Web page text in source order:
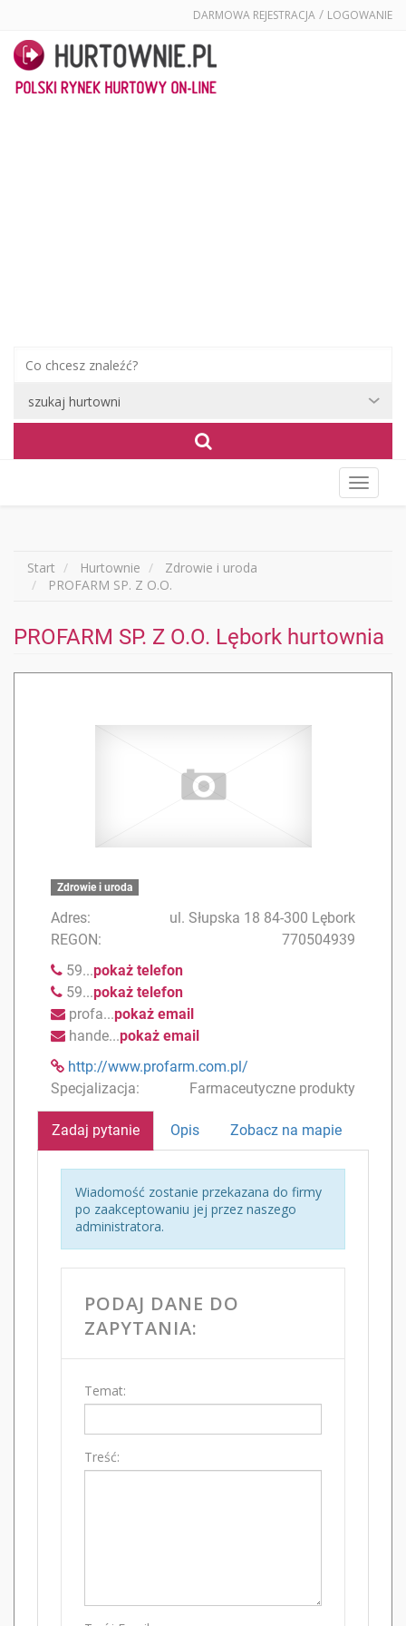
DARMOWA REJESTRACJA / LOGOWANIE
menu
Start Hurtownie
Zdrowie i uroda
PROFARM SP. Z O.O.
PROFARM SP. Z O.O. Lębork hurtownia
Zdrowie i uroda
Adres:
ul. Słupska 18 84-300 Lębork
REGON:
770504939
59...pokaż telefon
59...pokaż telefon
profa...pokaż email
hande...pokaż email
http://www.profarm.com.pl/
Specjalizacja:
Farmaceutyczne produkty
Zadaj pytanie Opis Zobacz na mapie
Wiadomość zostanie przekazana do firmy
po zaakceptowaniu jej przez naszego
administratora.
PODAJ DANE DO
ZAPYTANIA:
Temat:
Treść: